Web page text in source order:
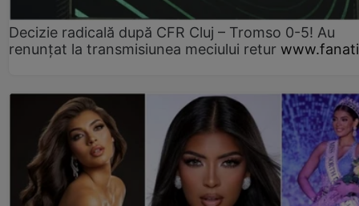
Decizie radicală după CFR Cluj – Tromso 0-5! Au
renunțat la transmisiunea meciului retur